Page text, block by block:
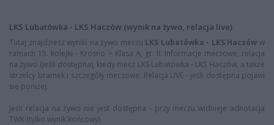
LKS Lubatówka - LKS Haczów (wynik na żywo, relacja live)
Tutaj znajdziesz wyniki na żywo meczu LKS Lubatówka - LKS Haczów w
ramach 15. kolejki - Krosno > Klasa A, gr. II. Informacje meczowe, relacja
na żywo (jeśli dostępna), kiedy mecz LKS Lubatówka - LKS Haczów, a także
strzelcy bramek i szczegóły meczowe. Relacja LIVE - jeśli dostępna pojawi
się poniżej.
Jeśli relacja na żywo nie jest dostępna - przy meczu widnieje adnotacja
TWK (tylko wynik końcowy)